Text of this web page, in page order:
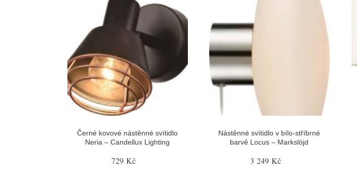
Černé kovové nástěnné svítidlo
Neria – Candellux Lighting
729 Kč
Nástěnné svítidlo v bílo-stříbrné
barvě Locus – Markslöjd
3 249 Kč